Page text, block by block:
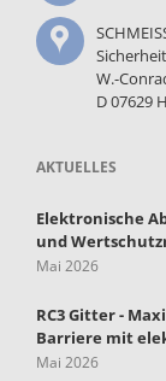
W.-
D 07629
AKTUELLES
Elektronische
und
Mai 2026
RC3 Gitter -
Barriere mit
Mai 2026